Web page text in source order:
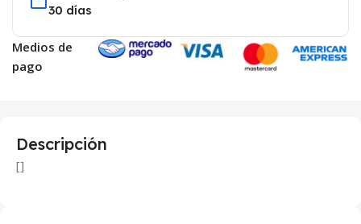
30 días
Medios de
pago
Descripción
[]